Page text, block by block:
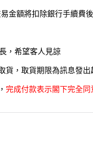
易金額將扣除銀行手續費
，希望客人見諒
貨，取貨期限為訊息發
， 完成付款表示閣下完全同